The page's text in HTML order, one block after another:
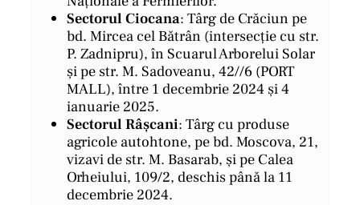
Sectorul Ciocana: Târg de Crăciun pe
bd. Mircea cel Bătrân (intersecție cu str.
P. Zadnipru), în Scuarul Arborelui Solar
și pe str. M. Sadoveanu, 42//6 (PORT
MALL), între 1 decembrie 2024 și 4
ianuarie 2025.
Sectorul Râșcani: Târg cu produse
agricole autohtone, pe bd. Moscova, 21,
vizavi de str. M. Basarab, și pe Calea
Orheiului, 109/2, deschis până la 11
decembrie 2024.